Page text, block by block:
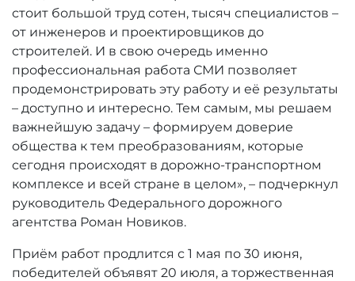
стоит большой труд сотен, тысяч специалистов –
от инженеров и проектировщиков до
строителей. И в свою очередь именно
профессиональная работа СМИ позволяет
продемонстрировать эту работу и её результаты
– доступно и интересно. Тем самым, мы решаем
важнейшую задачу – формируем доверие
общества к тем преобразованиям, которые
сегодня происходят в дорожно-транспортном
комплексе и всей стране в целом», – подчеркнул
руководитель Федерального дорожного
агентства Роман Новиков.
Приём работ продлится с 1 мая по 30 июня,
победителей объявят 20 июля, а торжественная